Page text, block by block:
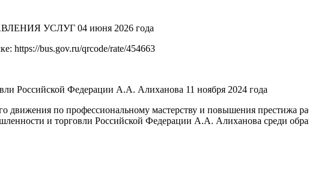
УСЛУГ 04 июня 2026 года
https://bus.gov.ru/qrcode/rate/454663
Российской Федерации А.А. Алиханова 11 ноября 2024 года
движения по профессиональному мастерству и повышения престижа
и торговли Российской Федерации А.А. Алиханова среди